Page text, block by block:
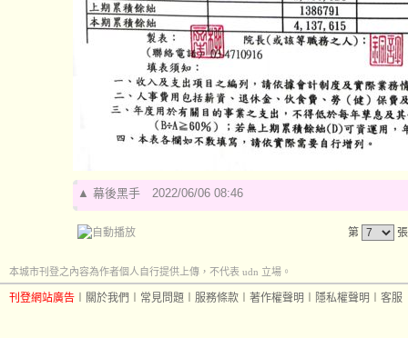
▲ 幕後黑手 2022/06/06 08:46
第
本城市刊登之內容為作者個人自行提供上傳，不代表 udn 立場。
刊登網站廣告 關於我們 常見問題 服務條款 著作權聲明 隱私權聲明 客服